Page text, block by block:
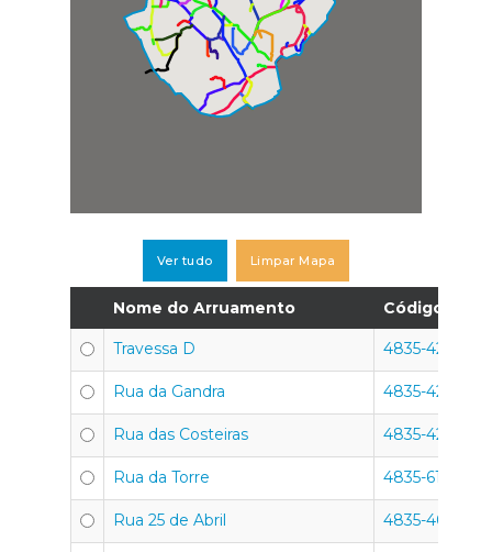
Ver tudo Limpar Mapa
Nome do Arruamento Código
Travessa D 4835-422
Rua da Gandra 4835-426
Rua das Costeiras 4835-421
Rua da Torre 4835-619
Rua 25 de Abril 4835-400